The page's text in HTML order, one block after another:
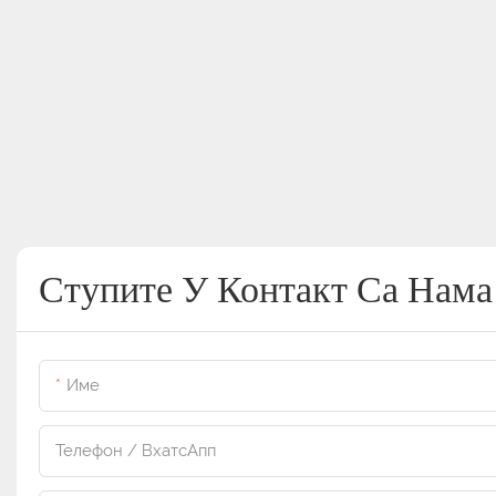
Ступите У Контакт Са Нама
Име
Телефон / ВхатсАпп